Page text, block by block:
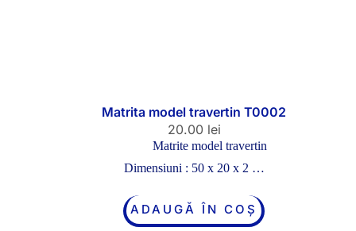
Matrita model travertin T0002
20.00 lei
Matrite model travertin
Dimensiuni : 50 x 20 x 2 …
ADAUGĂ ÎN COȘ